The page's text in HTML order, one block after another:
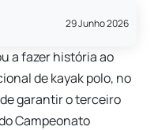
29 Junho 2026
a fazer história ao
de kayak polo, no
garantir o terceiro
Campeonato